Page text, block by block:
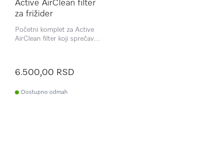
Active AirClean filter
za frižider
Početni komplet za Active
AirClean filter koji sprečava
6.500,00 RSD
Dostupno odmah